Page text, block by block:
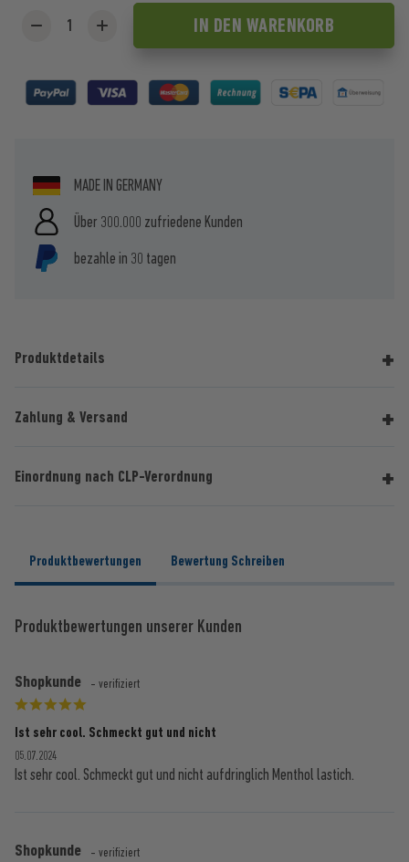
IN DEN WARENKORB
MADE IN GERMANY
Über 300.000 zufriedene Kunden
bezahle in 30 tagen
Produktdetails
Zahlung & Versand
Einordnung nach CLP-Verordnung
Produktbewertungen Bewertung Schreiben
Produktbewertungen unserer Kunden
Shopkunde - verifiziert
Ist sehr cool. Schmeckt gut und nicht
05.07.2024
Ist sehr cool. Schmeckt gut und nicht aufdringlich Menthol lastich.
Shopkunde - verifiziert